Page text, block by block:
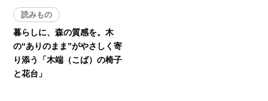
読みもの
暮らしに、森の質感を。木
の“ありのまま”がやさしく寄
り添う「木端（こば）の椅子
と花台」